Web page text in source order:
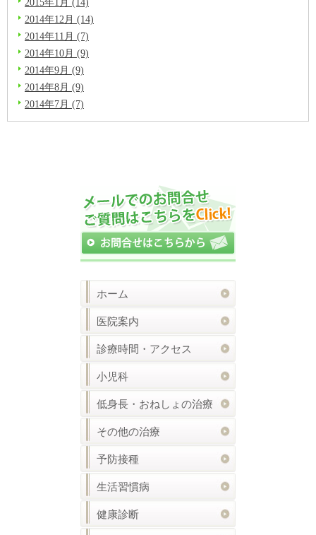
2014年12月 (14)
2014年11月 (7)
2014年10月 (9)
2014年9月 (9)
2014年8月 (9)
2014年7月 (7)
ホーム
医院案内
診療時間・アクセス
小児科
低身長・おねしょの治療
その他の治療
予防接種
生活習慣病
健康診断